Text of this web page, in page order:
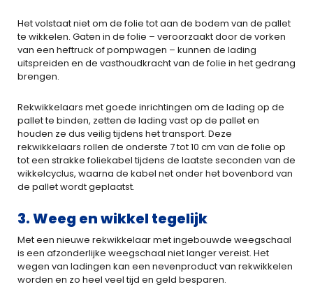
Het volstaat niet om de folie tot aan de bodem van de pallet
te wikkelen. Gaten in de folie – veroorzaakt door de vorken
van een heftruck of pompwagen – kunnen de lading
uitspreiden en de vasthoudkracht van de folie in het gedrang
brengen.
Rekwikkelaars met goede inrichtingen om de lading op de
pallet te binden, zetten de lading vast op de pallet en
houden ze dus veilig tijdens het transport. Deze
rekwikkelaars rollen de onderste 7 tot 10 cm van de folie op
tot een strakke foliekabel tijdens de laatste seconden van de
wikkelcyclus, waarna de kabel net onder het bovenbord van
de pallet wordt geplaatst.
3. Weeg en wikkel tegelijk
Met een nieuwe rekwikkelaar met ingebouwde weegschaal
is een afzonderlijke weegschaal niet langer vereist. Het
wegen van ladingen kan een nevenproduct van rekwikkelen
worden en zo heel veel tijd en geld besparen.